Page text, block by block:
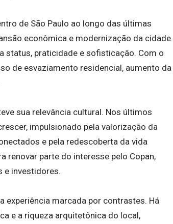
de São Paulo ao longo das últimas
econômica e modernização da cidade.
status, praticidade e sofisticação. Com o
de esvaziamento residencial, aumento da
sua relevância cultural. Nos últimos
impulsionado pela valorização da
e pela redescoberta da vida
renovar parte do interesse pelo Copan,
e investidores.
experiência marcada por contrastes. Há
e a riqueza arquitetônica do local,